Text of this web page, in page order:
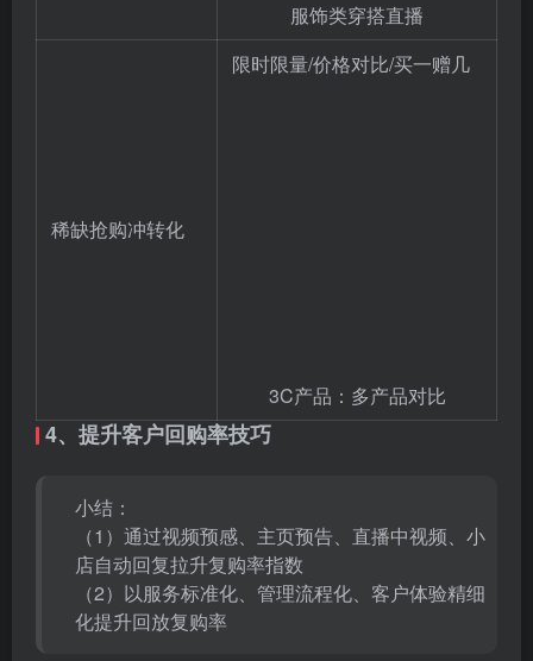
服饰类穿搭直播
稀缺抢购冲转化
限时限量/价格对比/买一赠几
3C产品：多产品对比
4、提升客户回购率技巧
小结：
（1）通过视频预感、主页预告、直播中视频、小
店自动回复拉升复购率指数
（2）以服务标准化、管理流程化、客户体验精细
化提升回放复购率